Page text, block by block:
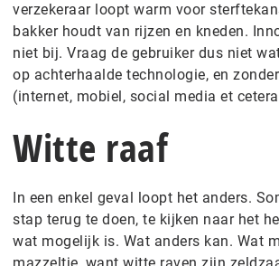
verzekeraar loopt warm voor
bakker houdt van rijzen en kneden.
niet bij. Vraag de gebruiker dus niet
op achterhaalde technologie, en
(internet, mobiel, social media et
Witte raaf
In een enkel geval loopt het anders.
stap terug te doen, te kijken naar het
wat mogelijk is. Wat anders kan. Wat